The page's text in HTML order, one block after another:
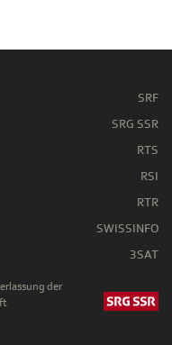
SRF
SRG SSR
RTS
RSI
RTR
SWISSINFO
3SAT
der